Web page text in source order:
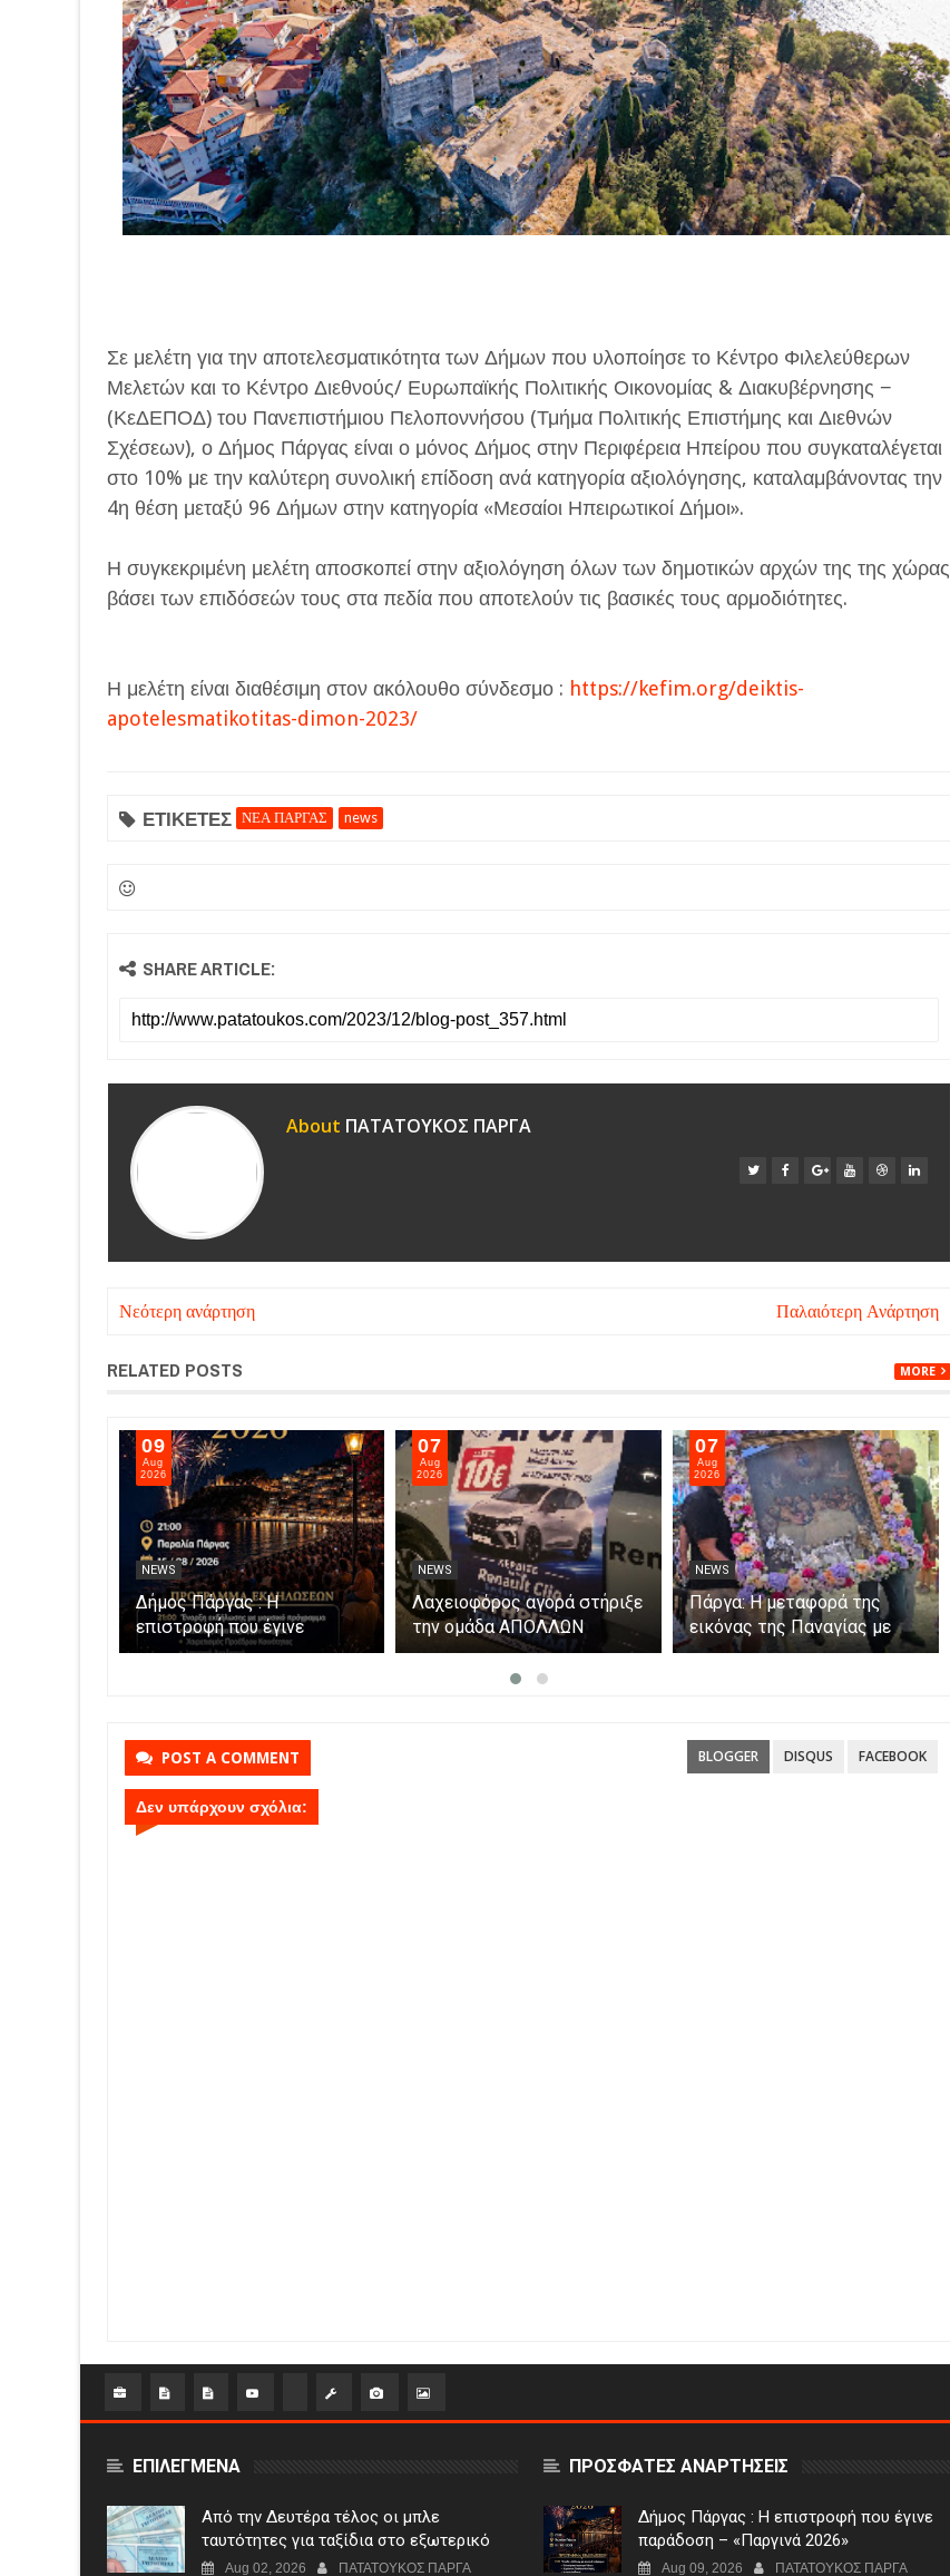
Σε μελέτη για την αποτελεσματικότητα των Δήμων που υλοποίησε το Κέντρο Φιλελεύθερων
Μελετών και το Κέντρο Διεθνούς/ Ευρωπαϊκής Πολιτικής Οικονομίας & Διακυβέρνησης −
(ΚεΔΕΠΟΔ) του Πανεπιστήμιου Πελοποννήσου (Τμήμα Πολιτικής Επιστήμης και Διεθνών
Σχέσεων), ο Δήμος Πάργας είναι ο μόνος Δήμος στην Περιφέρεια Ηπείρου που συγκαταλέγεται
στο 10% με την καλύτερη συνολική επίδοση ανά κατηγορία αξιολόγησης, καταλαμβάνοντας την
4η θέση μεταξύ 96 Δήμων στην κατηγορία «Μεσαίοι Ηπειρωτικοί Δήμοι».
Η συγκεκριμένη μελέτη αποσκοπεί στην αξιολόγηση όλων των δημοτικών αρχών της της χώρας
βάσει των επιδόσεών τους στα πεδία που αποτελούν τις βασικές τους αρμοδιότητες.
Η μελέτη είναι διαθέσιμη στον ακόλουθο σύνδεσμο : https://kefim.org/deiktis-
apotelesmatikotitas-dimon-2023/
ΕΤΙΚΕΤΕΣ ΝΕΑ ΠΑΡΓΑΣ news
SHARE ARTICLE:
About ΠΑΤΑΤΟΥΚΟΣ ΠΑΡΓΑ
Νεότερη ανάρτηση Παλαιότερη Ανάρτηση
RELATED POSTS MORE
09
Aug
2026
NEWS
Δήμος Πάργας : Η
επιστροφή που έγινε
παράδοση – «Παργινά 2026»
07
Aug
2026
NEWS
Λαχειοφόρος αγορά στήριξε
την ομάδα ΑΠΟΛΛΩΝ
ΠΑΡΓΑΣ
07
Aug
2026
NEWS
Πάργα: Η μεταφορά της
εικόνας της Παναγίας με
βάρκες στο νησάκι.
POST A COMMENT BLOGGER DISQUS FACEBOOK
Δεν υπάρχουν σχόλια:
ΕΠΙΛΕΓΜΕΝΑ
Από την Δευτέρα τέλος οι μπλε
ταυτότητες για ταξίδια στο εξωτερικό
Aug 02, 2026 ΠΑΤΑΤΟΥΚΟΣ ΠΑΡΓΑ
ΠΡΟΣΦΑΤΕΣ ΑΝΑΡΤΗΣΕΙΣ
Δήμος Πάργας : Η επιστροφή που έγινε
παράδοση – «Παργινά 2026»
Aug 09, 2026 ΠΑΤΑΤΟΥΚΟΣ ΠΑΡΓΑ